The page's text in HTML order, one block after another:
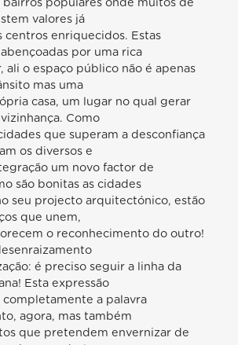
bairros populares onde muitos de
valores já
centros enriquecidos. Estas
por uma rica
ali o espaço público não é apenas
mas uma
casa, um lugar no qual gerar
Como
que superam a desconfiança
os diversos e
um novo factor de
são bonitas as cidades
seu projecto arquitectónico, estão
que unem,
o reconhecimento do outro!
é preciso seguir a linha da
Esta expressão
a palavra
agora, mas também
que pretendem envernizar de